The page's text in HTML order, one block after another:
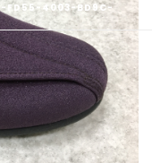
FD55-4003-BD9C-